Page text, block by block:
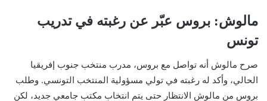
مالوش: بروس عبّر عن رغبته في تدريب
تونس
صرح مالوش أنه تواصل مع بروس، مدرب منتخب جنوب إفريقيا
الحالي، وأكد له رغبته في تولي مسؤولية المنتخب التونسي. وطلب
بروس من مالوش الانتظار حتى يتم انتخاب مكتب جامعي جديد، لكن